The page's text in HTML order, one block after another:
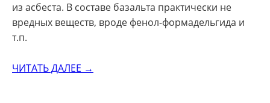
из асбеста. В составе базальта практически не
вредных веществ, вроде фенол-формадельгида и
т.п.
ЧИТАТЬ ДАЛЕЕ →